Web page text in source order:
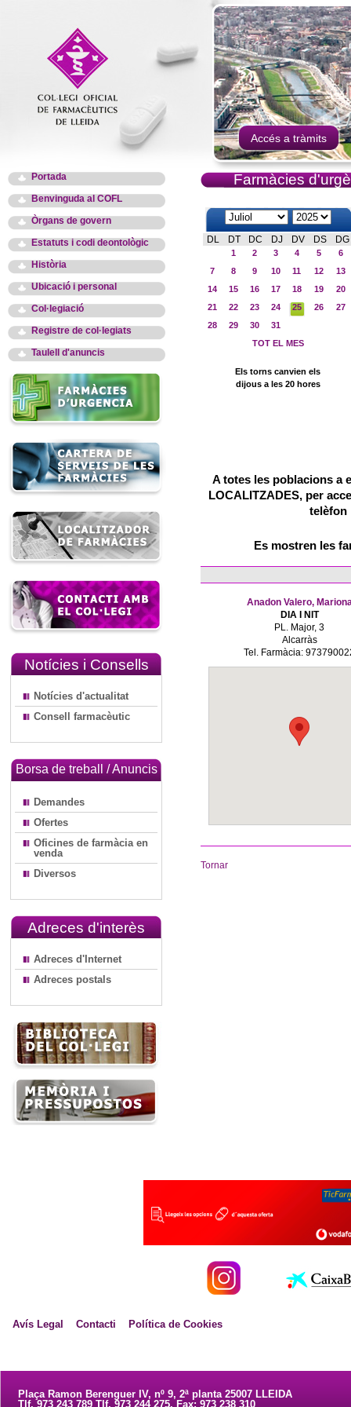
Accés a tràmits
Portada
Benvinguda al COFL
Òrgans de govern
Estatuts i codi deontològic
Història
Ubicació i personal
Col·legiació
Registre de col·legiats
Taulell d'anuncis
Notícies i Consells
Notícies d'actualitat
Consell farmacèutic
Borsa de treball / Anuncis
Demandes
Ofertes
Oficines de farmàcia en
venda
Diversos
Adreces d'interès
Adreces d'Internet
Adreces postals
Farmàcies
DL DT DC DJ DV DS DG
1 2 3 4 5
6
7
8 9 10 11 12
13
14
15 16 17 18 19
20
21
22 23 24 25 26
27
28
29 30
31
TOT EL MES
Els torns canvien els
dijous a les 20 hores
A totes les poblacions a
LOCALITZADES, per
telèfon
Es mostren les
Anadon Valero,
DIA I NIT
PL. Major, 3
Alcarràs
Tel. Farmàcia:
Tornar
Avís Legal Contacti Política de Cookies
Plaça Ramon Berenguer IV, nº 9, 2ª planta 25007 LLEIDA
Tlf. 973 243 789 Tlf. 973 244 275. Fax: 973 238 310